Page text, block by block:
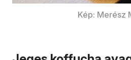
Kép: Merész